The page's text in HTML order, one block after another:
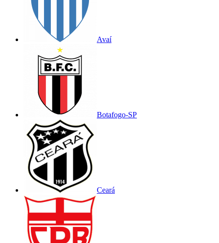
Avaí
Botafogo-SP
Ceará